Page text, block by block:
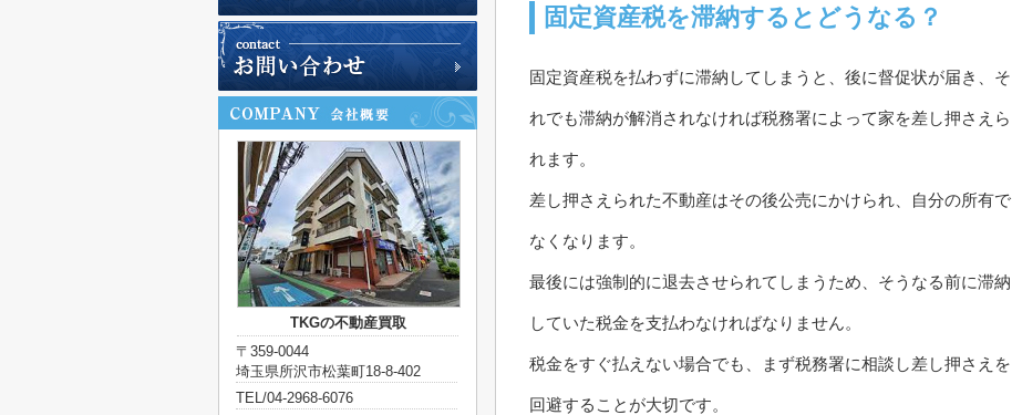
固定資産税を滞納するとどうなる？
固定資産税を払わずに滞納してしまうと、後に督促状が届き、そ
れでも滞納が解消されなければ税務署によって家を差し押さえら
れます。
差し押さえられた不動産はその後公売にかけられ、自分の所有で
なくなります。
最後には強制的に退去させられてしまうため、そうなる前に滞納
していた税金を支払わなければなりません。
税金をすぐ払えない場合でも、まず税務署に相談し差し押さえを
回避することが大切です。
TKGの不動産買取
〒359-0044
埼玉県所沢市松葉町18-8-402
TEL/04-2968-6076